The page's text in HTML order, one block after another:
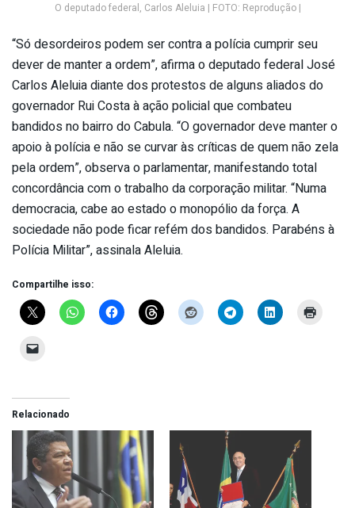
O deputado federal, Carlos Aleluia | FOTO: Reprodução |
“Só desordeiros podem ser contra a polícia cumprir seu
dever de manter a ordem”, afirma o deputado federal José
Carlos Aleluia diante dos protestos de alguns aliados do
governador Rui Costa à ação policial que combateu
bandidos no bairro do Cabula. “O governador deve manter o
apoio à polícia e não se curvar às críticas de quem não zela
pela ordem”, observa o parlamentar, manifestando total
concordância com o trabalho da corporação militar. “Numa
democracia, cabe ao estado o monopólio da força. A
sociedade não pode ficar refém dos bandidos. Parabéns à
Polícia Militar”, assinala Aleluia.
Compartilhe isso:
Relacionado